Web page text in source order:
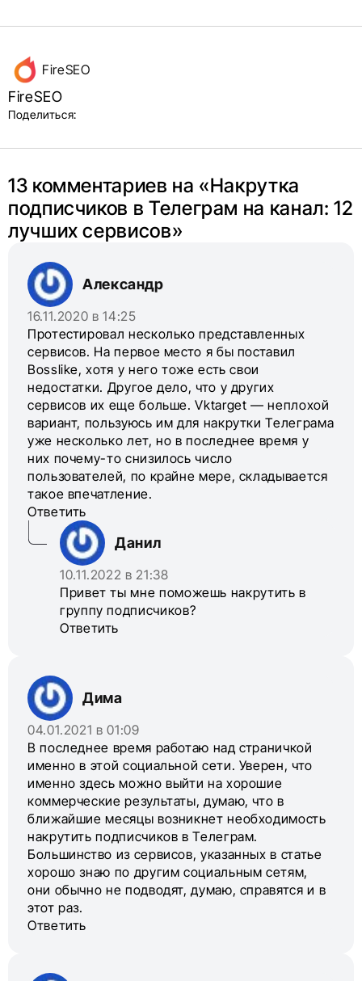
Данные
об авторе
и блок
поделиться
в соцсетях
FireSEO
FireSEO
Поделиться:
13 комментариев на «Накрутка
подписчиков в Телеграм на канал: 12
лучших сервисов»
Александр
16.11.2020 в 14:25
Протестировал несколько представленных
сервисов. На первое место я бы поставил
Bosslike, хотя у него тоже есть свои
недостатки. Другое дело, что у других
сервисов их еще больше. Vktarget — неплохой
вариант, пользуюсь им для накрутки Телеграма
уже несколько лет, но в последнее время у
них почему-то снизилось число
пользователей, по крайне мере, складывается
такое впечатление.
Ответить
Данил
10.11.2022 в 21:38
Привет ты мне поможешь накрутить в
группу подписчиков?
Ответить
Дима
04.01.2021 в 01:09
В последнее время работаю над страничкой
именно в этой социальной сети. Уверен, что
именно здесь можно выйти на хорошие
коммерческие результаты, думаю, что в
ближайшие месяцы возникнет необходимость
накрутить подписчиков в Телеграм.
Большинство из сервисов, указанных в статье
хорошо знаю по другим социальным сетям,
они обычно не подводят, думаю, справятся и в
этот раз.
Ответить